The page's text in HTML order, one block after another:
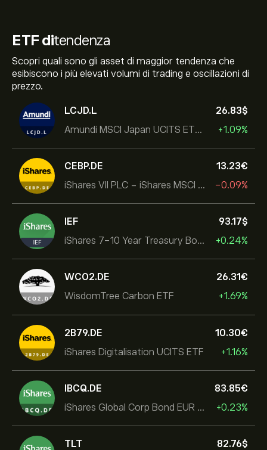
ETF ditendenza
Scopri quali sono gli asset di maggior tendenza che
esibiscono i più elevati volumi di trading e oscillazioni di
prezzo.
LCJD.L
Amundi MSCI Japan UCITS ETF Acc
26.83‎$‎
+1.09%
CEBP.DE
iShares VII PLC - iShares MSCI EMU USD Hedged UCITS ETF
13.23‎€‎
-0.09%
IEF
iShares 7-10 Year Treasury Bond ETF
93.17‎$‎
+0.24%
WCO2.DE
WisdomTree Carbon ETF
26.31‎€‎
+1.69%
2B79.DE
iShares Digitalisation UCITS ETF
10.30‎€‎
+1.16%
IBCQ.DE
iShares Global Corp Bond EUR Hedged UCITS ETF Dist
83.85‎€‎
+0.23%
TLT
82.76‎$‎